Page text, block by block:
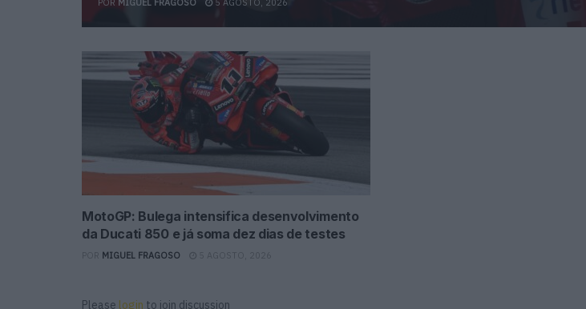
MotoGP: Bulega intensifica desenvolvimento
da Ducati 850 e já soma dez dias de testes
MIGUEL FRAGOSO 5 AGOSTO, 2026
Please login to join discussion